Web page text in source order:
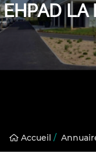
EHPAD LA
Accueil /